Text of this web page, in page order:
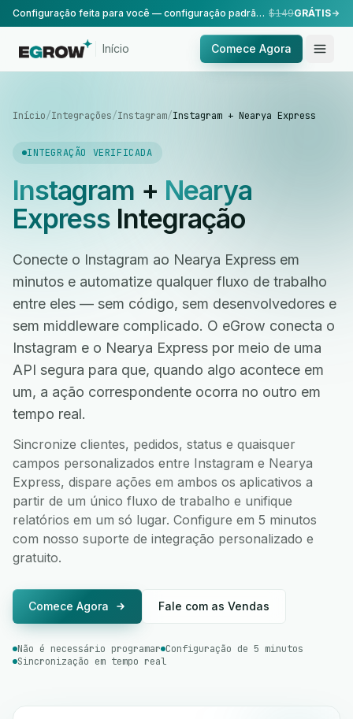
Configuração feita para você — configuração padrão, realizada pela nossa equipe. $149GRÁTIS
Início Comece Agora
Início/Integrações/Instagram/Instagram + Nearya Express
INTEGRAÇÃO VERIFICADA
Instagram + Nearya
ExpressIntegração
Conecte o Instagram ao Nearya Express em
minutos e automatize qualquer fluxo de trabalho
entre eles — sem código, sem desenvolvedores e
sem middleware complicado. O eGrow conecta o
Instagram e o Nearya Express por meio de uma
API segura para que, quando algo acontece em
um, a ação correspondente ocorra no outro em
tempo real.
Sincronize clientes, pedidos, status e quaisquer
campos personalizados entre Instagram e Nearya
Express, dispare ações em ambos os aplicativos a
partir de um único fluxo de trabalho e unifique
relatórios em um só lugar. Configure em 5 minutos
com nosso suporte de integração personalizado e
gratuito.
Comece Agora Fale com as Vendas
Não é necessário programar Configuração de 5 minutos
Sincronização em tempo real